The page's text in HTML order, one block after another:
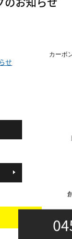
カーボ
せ